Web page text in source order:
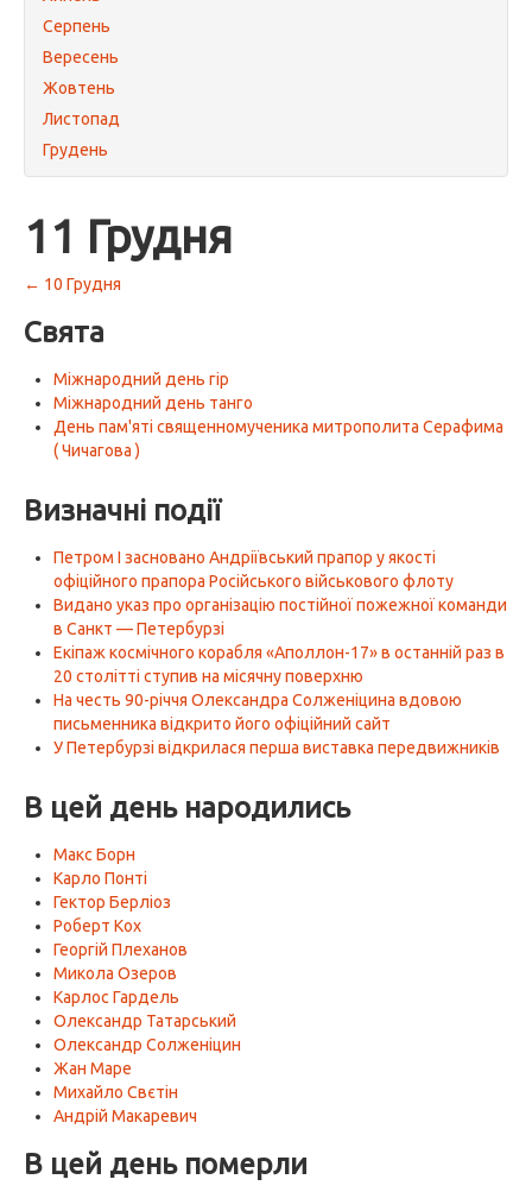
Серпень
Вересень
Жовтень
Листопад
Грудень
11 Грудня
← 10 Грудня
Свята
Міжнародний день гір
Міжнародний день танго
День пам'яті священномученика митрополита Серафима
( Чичагова )
Визначні події
Петром I засновано Андріївський прапор у якості
офіційного прапора Російського військового флоту
Видано указ про організацію постійної пожежної команди
в Санкт — Петербурзі
Екіпаж космічного корабля «Аполлон-17» в останній раз в
20 столітті ступив на місячну поверхню
На честь 90-річчя Олександра Солженіцина вдовою
письменника відкрито його офіційний сайт
У Петербурзі відкрилася перша виставка передвижників
В цей день народились
Макс Борн
Карло Понті
Гектор Берліоз
Роберт Кох
Георгій Плеханов
Микола Озеров
Карлос Гардель
Олександр Татарський
Олександр Солженіцин
Жан Маре
Михайло Свєтін
Андрій Макаревич
В цей день померли